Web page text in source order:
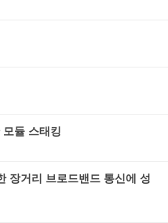
듈 스태킹
장거리 브로드밴드 통신에 성